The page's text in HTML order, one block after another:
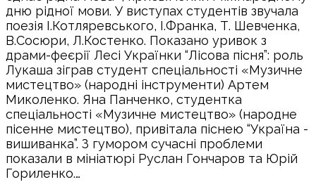
дню рідної мови. У виступах студентів звучала
поезія І.Котляревського, І.Франка, Т. Шевченка,
В.Сосюри, Л.Костенко. Показано уривок з
драми-феєрії Лесі Українки “Лісова пісня”: роль
Лукаша зіграв студент спеціальності «Музичне
мистецтво» (народні інструменти) Артем
Миколенко. Яна Панченко, студентка
спеціальності «Музичне мистецтво» (народне
пісенне мистецтво), привітала піснею “Україна -
вишиванка”. З гумором сучасні проблеми
показали в мініатюрі Руслан Гончаров та Юрій
Гориленко.…